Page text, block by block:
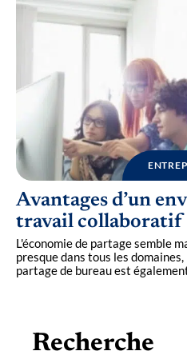
Avantages d’un
travail collaboratif
L'économie de partage semble
presque dans tous les
partage de bureau est
Recherche